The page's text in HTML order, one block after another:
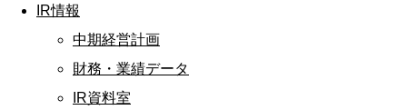
IR情報
中期経営計画
財務・業績データ
IR資料室